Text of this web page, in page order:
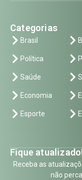
Categorias
Brasil
Política
Saúde
Economia
Esporte
Fique
Receba as
não